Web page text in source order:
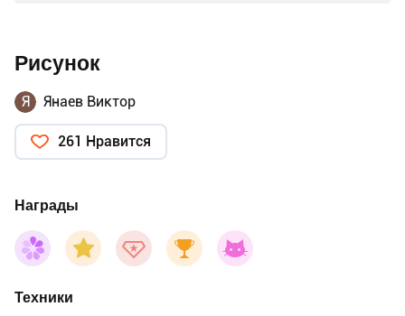
Рисунок
Я Янаев Виктор
261 Нравится
Награды
Техники